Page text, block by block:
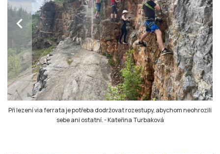
chevron_left
Při lezení via ferrata je potřeba dodržovat rozestupy, abychom neohrozili
sebe ani ostatní.-Kateřina Turbaková